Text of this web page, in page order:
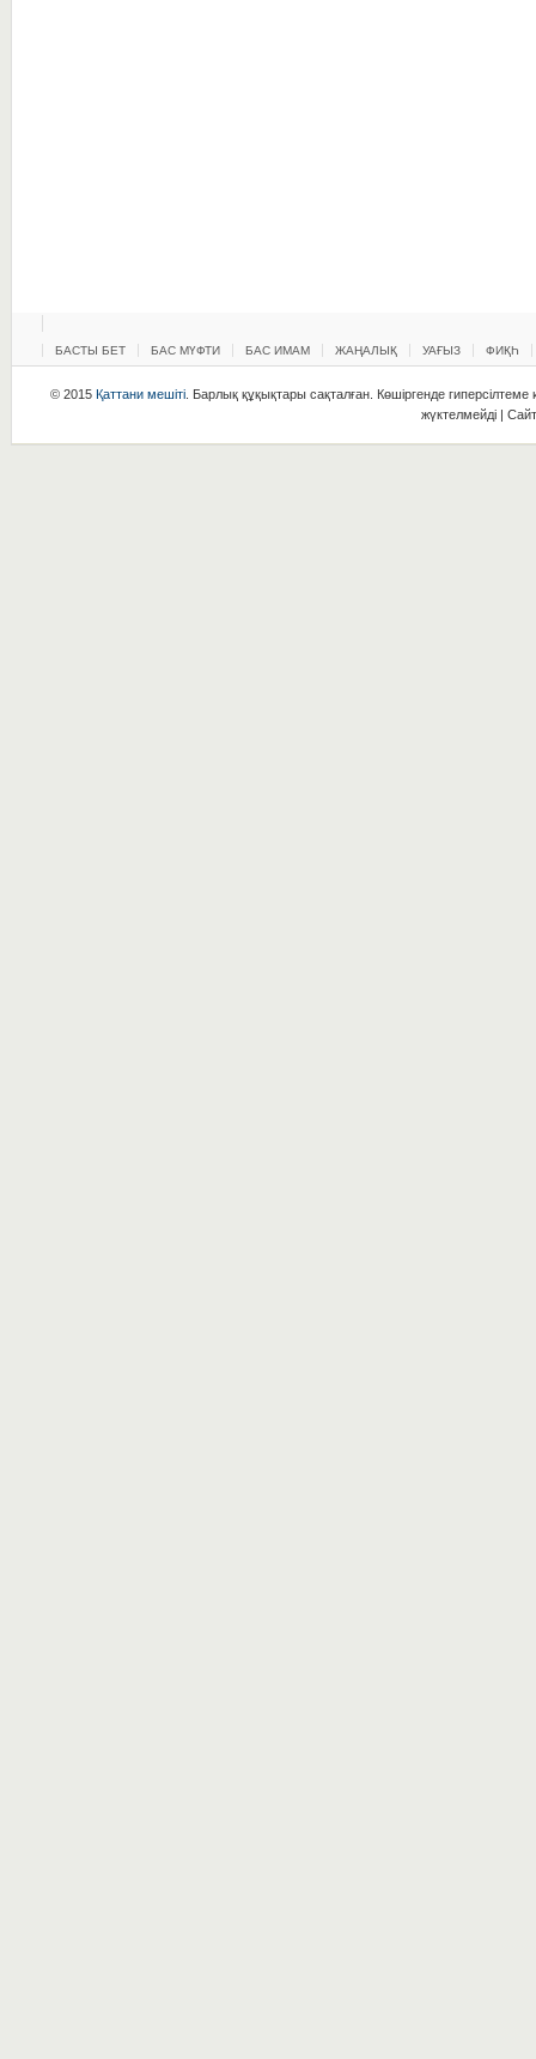
БАСТЫ БЕТ БАС МҮФТИ БАС ИМАМ ЖАҢАЛЫҚ УАҒЫЗ ФИҚҺ
© 2015 Қаттани мешіті. Барлық құқықтары сақталған. Көшіргенде гиперсілтеме
жүктелмейді |